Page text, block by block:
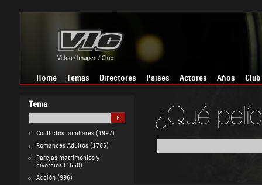
Home Temas Directores Países Actores Años Club
Tema
Conflictos familiares(1997)
Romances Adultos(1705)
Parejas matrimonios y
divorcios(1550)
Acción(996)